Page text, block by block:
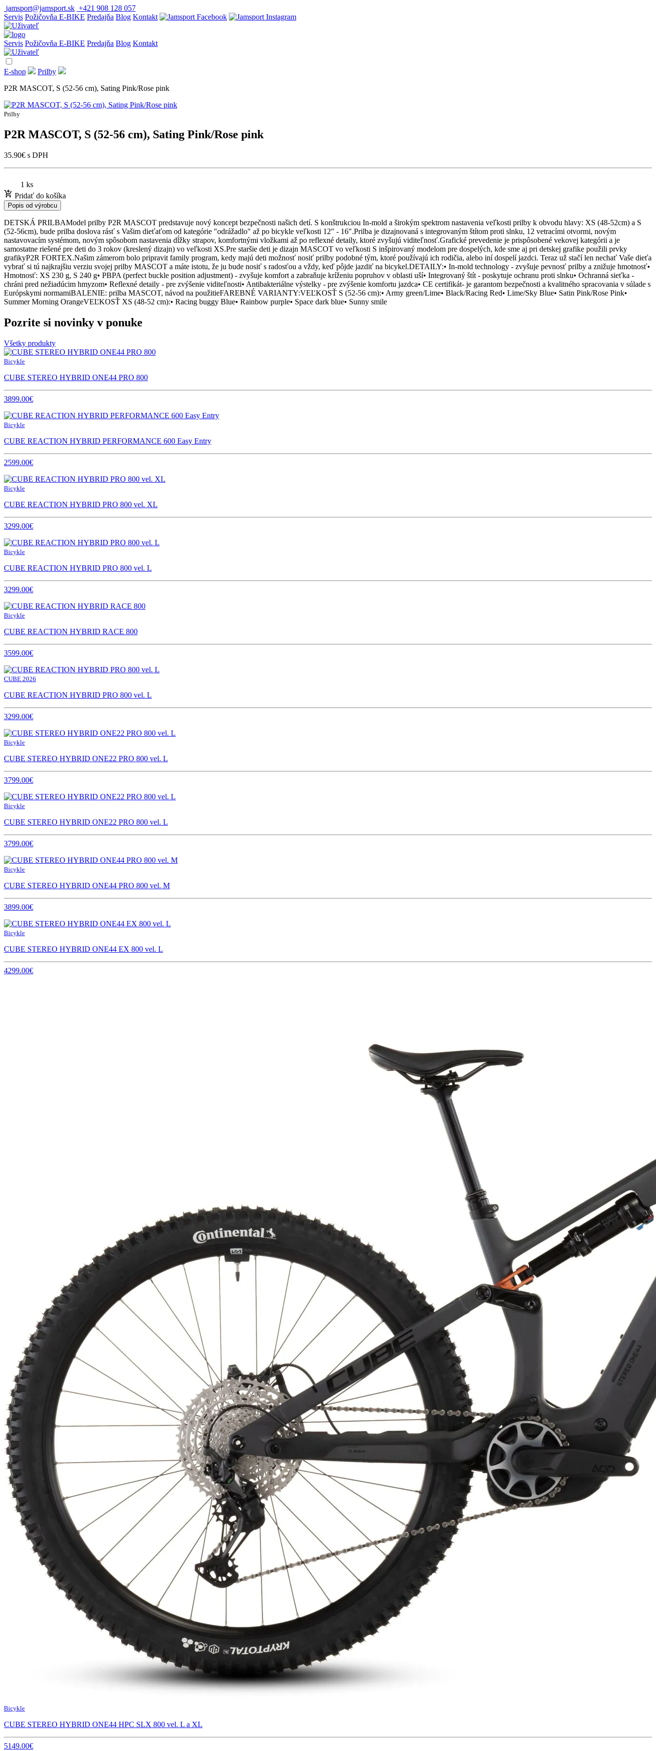
jamsport@jamsport.sk +421 908 128 057
Servis Požičovňa E-BIKE Predajňa Blog Kontakt
Servis Požičovňa E-BIKE Predajňa Blog Kontakt
E-shop
Prilby
P2R MASCOT, S (52-56 cm), Sating Pink/Rose pink
Prilby
P2R MASCOT, S (52-56 cm), Sating Pink/Rose pink
35.90€ s DPH
1 ks
Pridať do košíka
Popis od výrobcu
DETSKÁ PRILBAModel prilby P2R MASCOT predstavuje nový koncept bezpečnosti našich detí. S konštrukciou In-mold a širokým spektrom nastavenia veľkosti prilby k obvodu hlavy: XS (48-52cm) a S
(52-56cm), bude prilba doslova rásť s Vašim dieťaťom od kategórie "odrážadlo" až po bicykle veľkosti 12" - 16".Prilba je dizajnovaná s integrovaným štítom proti slnku, 12 vetracími otvormi, novým
nastavovacím systémom, novým spôsobom nastavenia dĺžky strapov, komfortnými vložkami až po reflexné detaily, ktoré zvyšujú viditeľnosť.Grafické prevedenie je prispôsobené vekovej kategórii a je
samostatne riešené pre deti do 3 rokov (kreslený dizajn) vo veľkosti XS.Pre staršie deti je dizajn MASCOT vo veľkosti S inšpirovaný modelom pre dospelých, kde sme aj pri detskej grafike použili prvky
grafikyP2R FORTEX.Našim zámerom bolo pripravit family program, kedy majú deti možnosť nosiť prilby podobné tým, ktoré používajú ich rodičia, alebo iní dospelí jazdci. Teraz už stačí len nechať Vaše dieťa
vybrať si tú najkrajšiu verziu svojej prilby MASCOT a máte istotu, že ju bude nosiť s radosťou a vždy, keď pôjde jazdiť na bicykel.DETAILY:• In-mold technology - zvyšuje pevnosť prilby a znižuje hmotnosť•
Hmotnosť: XS 230 g, S 240 g• PBPA (perfect buckle position adjustment) - zvyšuje komfort a zabraňuje kríženiu popruhov v oblasti uší• Integrovaný štít - poskytuje ochranu proti slnku• Ochranná sieťka -
chráni pred nežiadúcim hmyzom• Reflexné detaily - pre zvýšenie viditeľnosti• Antibakteriálne výstelky - pre zvýšenie komfortu jazdca• CE certifikát- je garantom bezpečnosti a kvalitného spracovania v súlade s
Európskymi normamiBALENIE: prilba MASCOT, návod na použitieFAREBNÉ VARIANTY:VEĽKOSŤ S (52-56 cm):• Army green/Lime• Black/Racing Red• Lime/Sky Blue• Satin Pink/Rose Pink•
Summer Morning OrangeVEĽKOSŤ XS (48-52 cm):• Racing buggy Blue• Rainbow purple• Space dark blue• Sunny smile
Pozrite si novinky v ponuke
Všetky produkty
Bicykle
CUBE STEREO HYBRID ONE44 PRO 800
3899.00€
Bicykle
CUBE REACTION HYBRID PERFORMANCE 600 Easy Entry
2599.00€
Bicykle
CUBE REACTION HYBRID PRO 800 vel. XL
3299.00€
Bicykle
CUBE REACTION HYBRID PRO 800 vel. L
3299.00€
Bicykle
CUBE REACTION HYBRID RACE 800
3599.00€
CUBE 2026
CUBE REACTION HYBRID PRO 800 vel. L
3299.00€
Bicykle
CUBE STEREO HYBRID ONE22 PRO 800 vel. L
3799.00€
Bicykle
CUBE STEREO HYBRID ONE22 PRO 800 vel. L
3799.00€
Bicykle
CUBE STEREO HYBRID ONE44 PRO 800 vel. M
3899.00€
Bicykle
CUBE STEREO HYBRID ONE44 EX 800 vel. L
4299.00€
Bicykle
CUBE STEREO HYBRID ONE44 HPC SLX 800 vel. L a XL
5149.00€